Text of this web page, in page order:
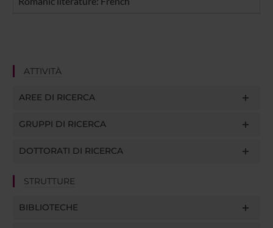
ATTIVITÀ
AREE DI RICERCA
GRUPPI DI RICERCA
DOTTORATI DI RICERCA
STRUTTURE
BIBLIOTECHE